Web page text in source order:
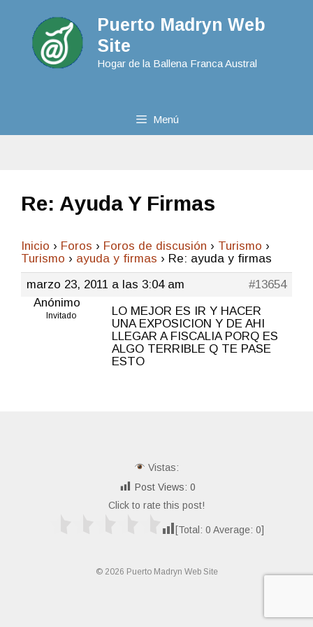
Puerto Madryn Web
Site
Hogar de la Ballena Franca Austral
Menú
Re: Ayuda Y Firmas
Inicio › Foros › Foros de discusión › Turismo ›
Turismo › ayuda y firmas › Re: ayuda y firmas
marzo 23, 2011 a las 3:04 am
#13654
Anónimo
Invitado
LO MEJOR ES IR Y HACER
UNA EXPOSICION Y DE AHI
LLEGAR A FISCALIA PORQ ES
ALGO TERRIBLE Q TE PASE
ESTO
Vistas:
Post Views: 0
Click to rate this post!
[Total: 0 Average: 0]
© 2026 Puerto Madryn Web Site